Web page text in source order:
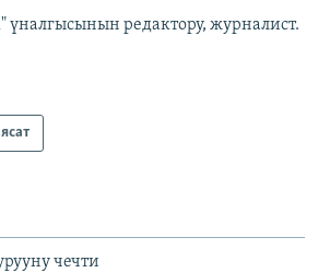
үналгысынын редактору, журналист.
чечти